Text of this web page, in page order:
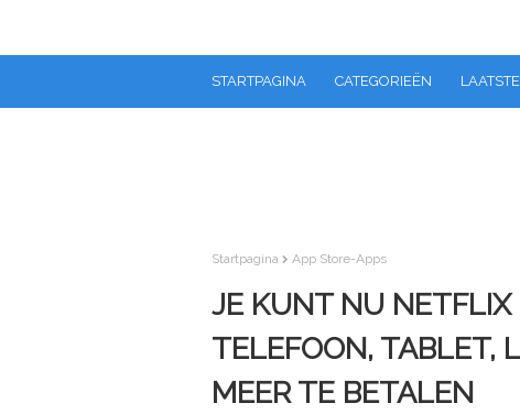
STARTPAGINA CATEGORIEËN
Startpagina App Store-Apps
JE KUNT NU NETFLIX
TELEFOON, TABLET,
MEER TE BETALEN